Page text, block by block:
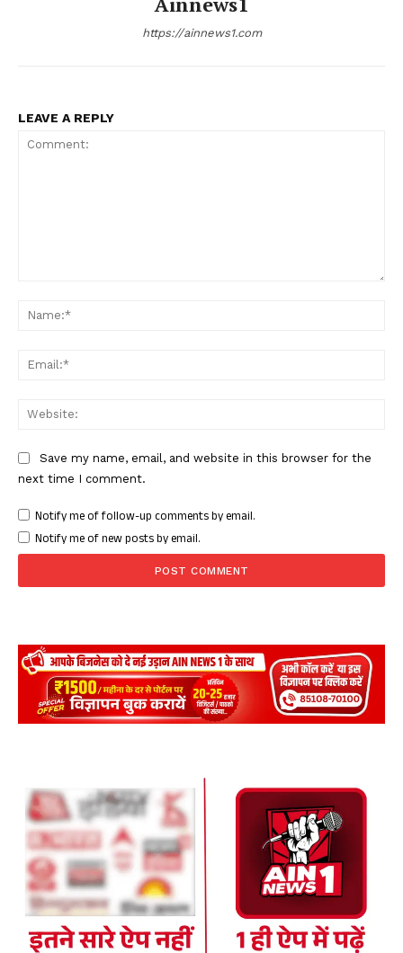
https://ainnews1.com
LEAVE A REPLY
Save my name, email, and website in this browser for the
next time I comment.
Notify me of follow-up comments by email.
Notify me of new posts by email.